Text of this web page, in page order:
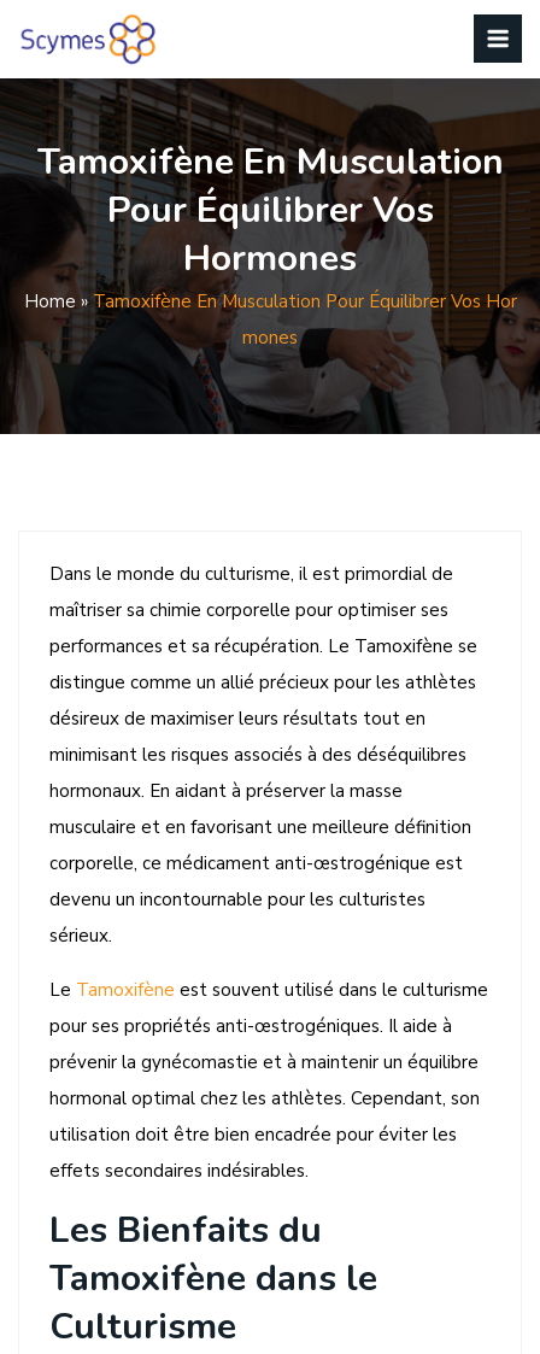
Tamoxifène En Musculation
Pour Équilibrer Vos
Hormones
Home» Tamoxifène En Musculation Pour Équilibrer Vos Hor
Mones
Dans le monde du culturisme, il est primordial de
maîtriser sa chimie corporelle pour optimiser ses
performances et sa récupération. Le Tamoxifène se
distingue comme un allié précieux pour les athlètes
désireux de maximiser leurs résultats tout en
minimisant les risques associés à des déséquilibres
hormonaux. En aidant à préserver la masse
musculaire et en favorisant une meilleure définition
corporelle, ce médicament anti-œstrogénique est
devenu un incontournable pour les culturistes
sérieux.
Le Tamoxifène est souvent utilisé dans le culturisme
pour ses propriétés anti-œstrogéniques. Il aide à
prévenir la gynécomastie et à maintenir un équilibre
hormonal optimal chez les athlètes. Cependant, son
utilisation doit être bien encadrée pour éviter les
effets secondaires indésirables.
Les Bienfaits du
Tamoxifène dans le
Culturisme